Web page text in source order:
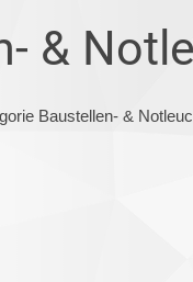
&
Baustellen- &